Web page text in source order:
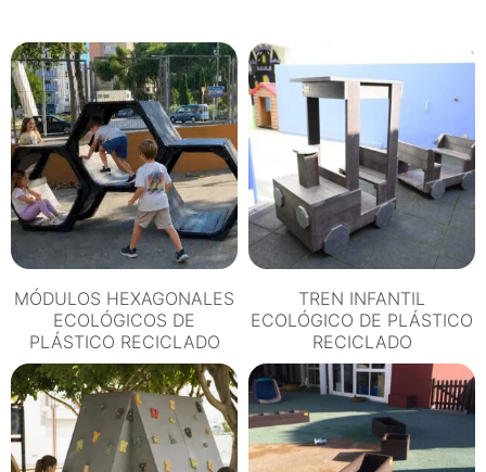
RECICLADO
ESCALADA
CON
PLATAFORMA
cantidad
MÓDULOS HEXAGONALES
ECOLÓGICOS DE
PLÁSTICO RECICLADO
TREN INFANTIL
ECOLÓGICO DE PLÁSTICO
RECICLADO